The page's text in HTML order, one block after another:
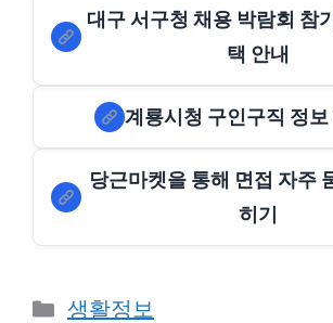
대구 서구청 채용 박람회 참
택 안내
계룡시청 구인구직 정보
당근마켓을 통해 면접 자주
히기
Categories
생활정보